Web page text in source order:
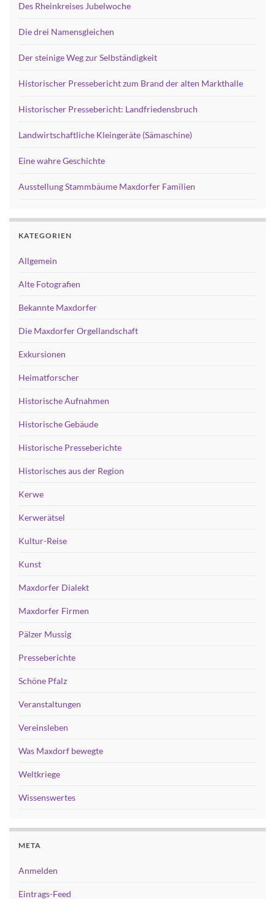
Des Rheinkreises Jubelwoche
Die drei Namensgleichen
Der steinige Weg zur Selbständigkeit
Historischer Pressebericht zum Brand der alten Markthalle
Historischer Pressebericht: Landfriedensbruch
Landwirtschaftliche Kleingeräte (Sämaschine)
Eine wahre Geschichte
Ausstellung Stammbäume Maxdorfer Familien
KATEGORIEN
Allgemein
Alte Fotografien
Bekannte Maxdorfer
Die Maxdorfer Orgellandschaft
Exkursionen
Heimatforscher
Historische Aufnahmen
Historische Gebäude
Historische Presseberichte
Historisches aus der Region
Kerwe
Kerwerätsel
Kultur-Reise
Kunst
Maxdorfer Dialekt
Maxdorfer Firmen
Pälzer Mussig
Presseberichte
Schöne Pfalz
Veranstaltungen
Vereinsleben
Was Maxdorf bewegte
Weltkriege
Wissenswertes
META
Anmelden
Eintrags-Feed